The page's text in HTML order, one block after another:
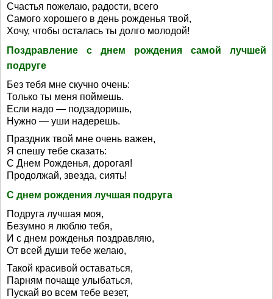
Счастья пожелаю, радости, всего
Самого хорошего в день рожденья твой,
Хочу, чтобы осталась ты долго молодой!
Поздравление с днем рождения самой лучшей
подруге
Без тебя мне скучно очень:
Только ты меня поймешь.
Если надо — подзадоришь,
Нужно — уши надерешь.
Праздник твой мне очень важен,
Я спешу тебе сказать:
С Днем Рожденья, дорогая!
Продолжай, звезда, сиять!
С днем рождения лучшая подруга
Подруга лучшая моя,
Безумно я люблю тебя,
И с днем рожденья поздравляю,
От всей души тебе желаю,
Такой красивой оставаться,
Парням почаще улыбаться,
Пускай во всем тебе везет,